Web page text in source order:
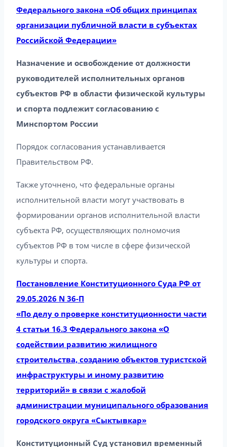
Федерального закона «Об общих принципах
организации публичной власти в субъектах
Российской Федерации»
Назначение и освобождение от должности
руководителей исполнительных органов
субъектов РФ в области физической культуры
и спорта подлежит согласованию с
Минспортом России
Порядок согласования устанавливается
Правительством РФ.
Также уточнено, что федеральные органы
исполнительной власти могут участвовать в
формировании органов исполнительной власти
субъекта РФ, осуществляющих полномочия
субъектов РФ в том числе в сфере физической
культуры и спорта.
Постановление Конституционного Суда РФ от
29.05.2026 N 36-П
«По делу о проверке конституционности части
4 статьи 16.3 Федерального закона «О
содействии развитию жилищного
строительства, созданию объектов туристской
инфраструктуры и иному развитию
территорий» в связи с жалобой
администрации муниципального образования
городского округа «Сыктывкар»
Конституционный Суд установил временный